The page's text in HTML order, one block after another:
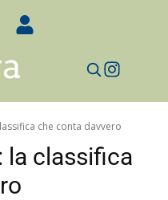
che conta davvero
la classifica